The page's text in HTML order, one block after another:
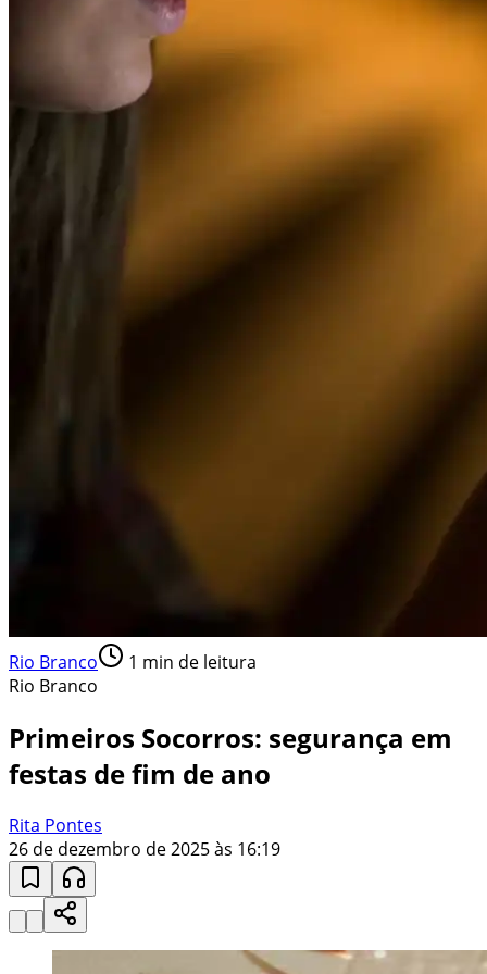
Rio Branco 1 min de leitura
Rio Branco
Primeiros Socorros: segurança em
festas de fim de ano
Rita Pontes
26 de dezembro de 2025 às 16:19